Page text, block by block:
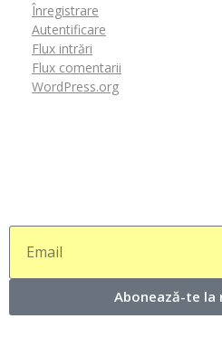
Înregistrare
Autentificare
Flux intrări
Flux comentarii
WordPress.org
Abonează-te